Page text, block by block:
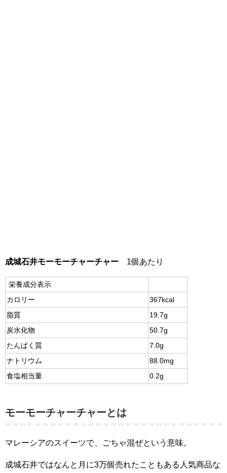
成城石井モーモーチャーチャー 1個あたり
栄養成分表示
カロリー
367kcal
脂質
19.7g
炭水化物
50.7g
たんぱく質
7.0g
ナトリウム
88.0mg
食塩相当量
0.2g
モーモーチャーチャーとは
マレーシアのスイーツで、ごちゃ混ぜという意味。
成城石井ではなんと月に3万個売れたこともある人気商品な